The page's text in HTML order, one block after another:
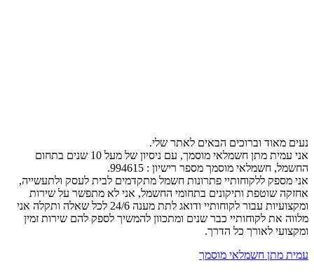
נעים מאוד וברוכים הבאים לאתר שלי.
אני עמית מתן חשמלאי מוסמך, עם ניסיון של מעל 10 שנים בתחום
החשמל, חשמלאי מוסמך מספר רישיון : 994615.
אני מספק ללקוחותיי פתרונות חשמל מתקדמים לבית לעסק ולתעשייה,
אחזקה שוטפת ותיקונים בתחומי החשמל, אני לא מתפשר על שירות
ומקצועיות עבור לקוחותיי ודואג לתת מענה 24/6 לכל שאלה ותקלה אני
מלווה את לקוחותיי כבר שנים ומתכוון להמשיך לספק להם שירות זמין
ומקצועי לאורך כל הדרך.
עמית מתן חשמלאי מוסמך